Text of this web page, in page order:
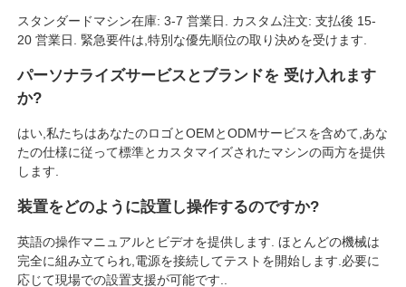
スタンダードマシン在庫: 3-7 営業日. カスタム注文: 支払後 15-
20 営業日. 緊急要件は,特別な優先順位の取り決めを受けます.
パーソナライズサービスとブランドを 受け入れます
か?
はい,私たちはあなたのロゴとOEMとODMサービスを含めて,あな
たの仕様に従って標準とカスタマイズされたマシンの両方を提供
します.
装置をどのように設置し操作するのですか?
英語の操作マニュアルとビデオを提供します. ほとんどの機械は
完全に組み立てられ,電源を接続してテストを開始します.必要に
応じて現場での設置支援が可能です..